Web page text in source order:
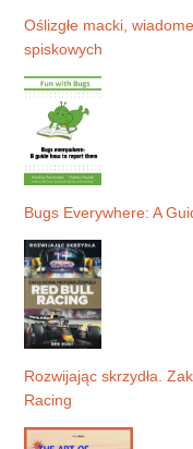
Oślizgłe macki,
spiskowych
Bugs Everywhere: A
Rozwijając skrzydła.
Racing